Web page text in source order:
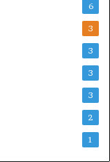
6
3
3
3
3
2
1